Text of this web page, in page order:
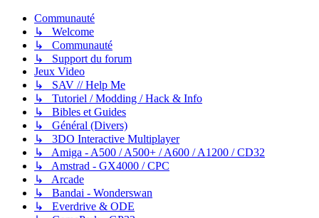
Communauté
↳ Welcome
↳ Communauté
↳ Support du forum
Jeux Video
↳ SAV // Help Me
↳ Tutoriel / Modding / Hack & Info
↳ Bibles et Guides
↳ Général (Divers)
↳ 3DO Interactive Multiplayer
↳ Amiga - A500 / A500+ / A600 / A1200 / CD32
↳ Amstrad - GX4000 / CPC
↳ Arcade
↳ Bandai - Wonderswan
↳ Everdrive & ODE